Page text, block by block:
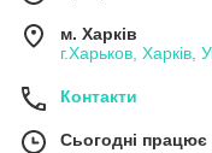
м. Харків
г.Харьков, Харків,
Контакти
Сьогодні працює